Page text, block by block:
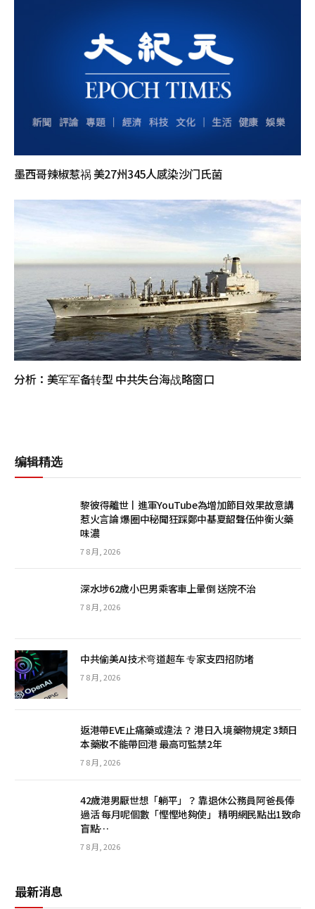
墨西哥辣椒惹祸 美27州345人感染沙门氏菌
分析：美军军备转型 中共失台海战略窗口
编辑精选
黎彼得離世丨進軍YouTube為增加節目效果故意講
惹火言論 爆圈中秘聞狂踩鄭中基夏韶聲伍仲衡火藥
味濃
7 8 月, 2026
深水埗62歲小巴男乘客車上暈倒 送院不治
7 8 月, 2026
中共偷美AI技术弯道超车 专家支四招防堵
7 8 月, 2026
返港帶EVE止痛藥或違法？ 港日入境藥物規定 3類日
本藥妝不能帶回港 最高可監禁2年
7 8 月, 2026
42歲港男厭世想「躺平」？ 靠退休公務員阿爸長俸
過活 每月呢個數「慳慳地夠使」 精明網民點出1致命
盲點…
7 8 月, 2026
最新消息